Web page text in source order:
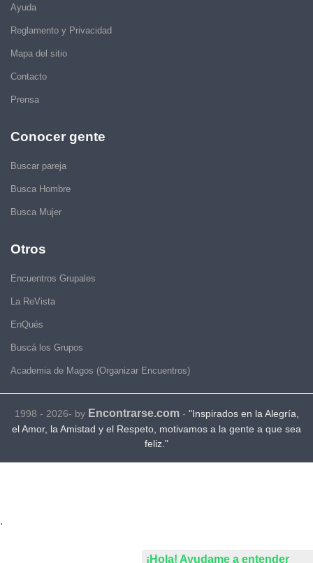
¡Hola! Ayudame a entender
Ayuda
Reglamento y Privacidad
Mapa del sitio
Contacto
Prensa
Conocer gente
Buscar pareja
Busca Hombre
Busca Mujer
Otros
Encuentros Grupales
La ReVista
EnQués
Buscá los Grupos
Academia de Magos (Organizar Encuentros)
1998 - 2026- by Encontrarse.com- "Inspirados en la Alegría,
el Amor, la Amistad y el Respeto, motivamos a la gente a que sea
feliz."
.